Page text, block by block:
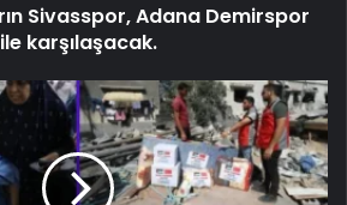
Sivasspor, Adana Demirspor
ile karşılaşacak.